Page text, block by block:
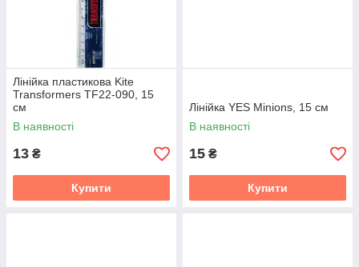
Лінійка пластикова Kite
Transformers TF22-090, 15
см
В наявності
13 ₴
Купити
Лінійка YES Minions, 15 см
В наявності
15 ₴
Купити